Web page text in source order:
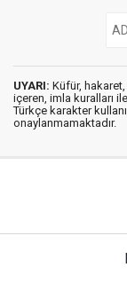
UYARI: Küfür,
içeren, imla kuralları ile
Türkçe karakter
onaylanmamaktadır.